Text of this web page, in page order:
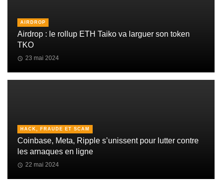
AIRDROP
Airdrop : le rollup ETH Taiko va larguer son token
TKO
23 mai 2024
HACK, FRAUDE ET SCAM
Coinbase, Meta, Ripple s’unissent pour lutter contre
les arnaques en ligne
22 mai 2024